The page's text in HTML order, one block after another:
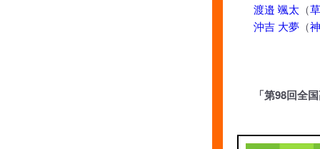
渡邉 颯太 （
沖吉 大夢 （
「第98回全